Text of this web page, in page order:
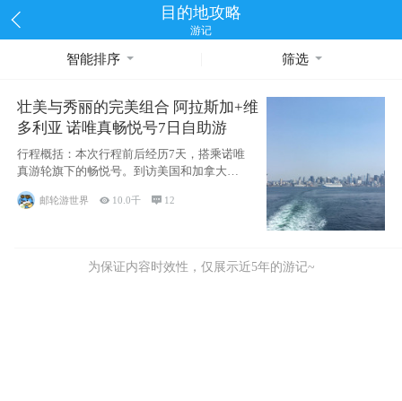
目的地攻略
游记
智能排序 筛选
壮美与秀丽的完美组合 阿拉斯加+维
多利亚 诺唯真畅悦号7日自助游
行程概括：本次行程前后经历7天，搭乘诺唯
真游轮旗下的畅悦号。到访美国和加拿大的4
个州/省：美国华盛顿州
邮轮游世界  10.0千  12
为保证内容时效性，仅展示近5年的游记~